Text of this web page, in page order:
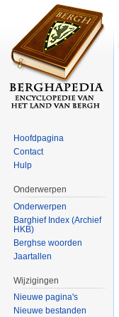
Hoofdpagina
Contact
Hulp
Onderwerpen
Onderwerpen
Barghief Index (Archief
HKB)
Berghse woorden
Jaartallen
Wijzigingen
Nieuwe pagina's
Nieuwe bestanden